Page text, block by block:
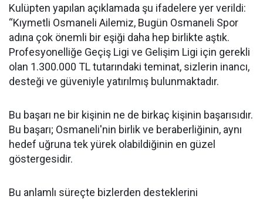
Kulüpten yapılan açıklamada şu ifadelere yer verildi:
“Kıymetli Osmaneli Ailemiz, Bugün Osmaneli Spor
adına çok önemli bir eşiği daha hep birlikte aştık.
Profesyonelliğe Geçiş Ligi ve Gelişim Ligi için gerekli
olan 1.300.000 TL tutarındaki teminat, sizlerin inancı,
desteği ve güveniyle yatırılmış bulunmaktadır.
Bu başarı ne bir kişinin ne de birkaç kişinin başarısıdır.
Bu başarı; Osmaneli'nin birlik ve beraberliğinin, aynı
hedef uğruna tek yürek olabildiğinin en güzel
göstergesidir.
Bu anlamlı süreçte bizlerden desteklerini